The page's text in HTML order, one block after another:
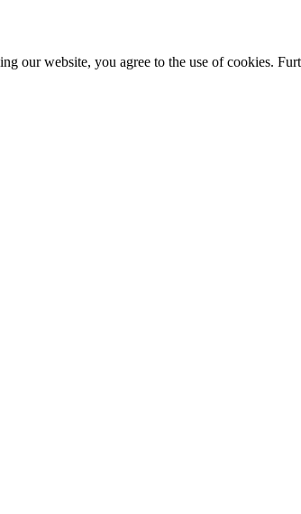
our website, you agree to the use of cookies.